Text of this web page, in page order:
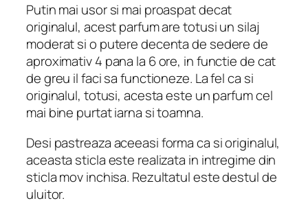
Putin mai usor si mai proaspat decat
originalul, acest parfum are totusi un silaj
moderat si o putere decenta de sedere de
aproximativ 4 pana la 6 ore, in functie de cat
de greu il faci sa functioneze. La fel ca si
originalul, totusi, acesta este un parfum cel
mai bine purtat iarna si toamna.
Desi pastreaza aceeasi forma ca si originalul,
aceasta sticla este realizata in intregime din
sticla mov inchisa. Rezultatul este destul de
uluitor.